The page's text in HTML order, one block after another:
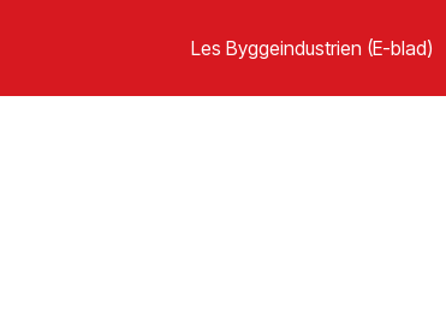
Les Byggeindustrien (E-blad)